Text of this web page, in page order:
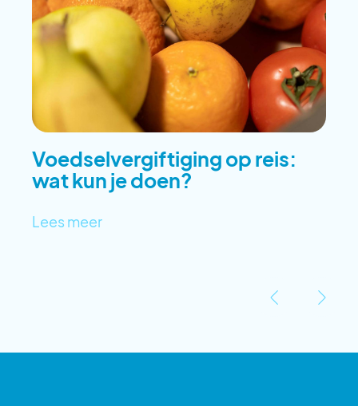
Voedselvergiftiging op reis:
wat kun je doen?
Lees meer
‹ ›